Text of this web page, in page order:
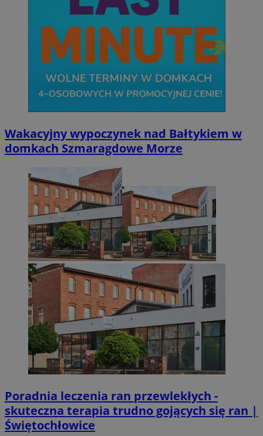
Wakacyjny wypoczynek nad Bałtykiem w
domkach Szmaragdowe Morze
Poradnia leczenia ran przewlekłych -
skuteczna terapia trudno gojących się ran |
Świętochłowice